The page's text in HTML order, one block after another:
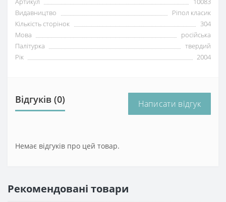
Видавництво
Ріпол класик
Кількість сторінок
304
Мова
російська
Палітурка
твердий
Рік
2004
Відгуків (0) Написати відгук
Немає відгуків про цей товар.
Рекомендовані товари